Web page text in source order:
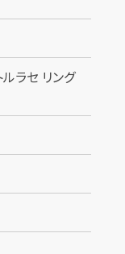
ラセ リング